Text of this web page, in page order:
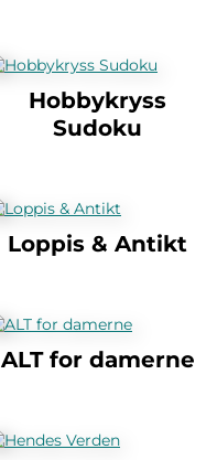
Hobbykryss
Sudoku
Loppis & Antikt
ALT for damerne